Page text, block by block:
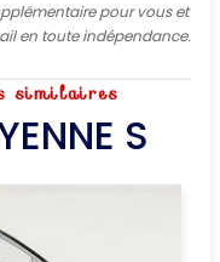
pour vous et
en toute indépendance.
similaires
S